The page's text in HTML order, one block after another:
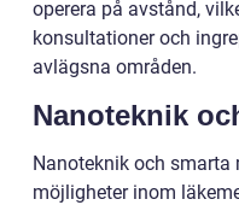
operera på avstånd,
konsultationer och
avlägsna områden.
Nanoteknik
Nanoteknik och
möjligheter inom